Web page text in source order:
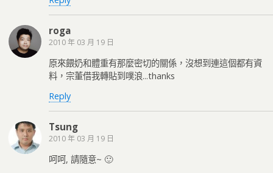
roga
2010 年 03 月 19 日
原來餵奶和體重有那麼密切的關係，沒想到連這個都有資
料，宗董借我轉貼到噗浪...thanks
Reply
Tsung
2010 年 03 月 19 日
呵呵, 請隨意~ 🙂